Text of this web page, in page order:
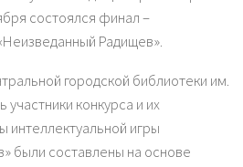
состоялся финал –
Радищев».
городской библиотеки им.
конкурса и их
интеллектуальной игры
были составлены на основе